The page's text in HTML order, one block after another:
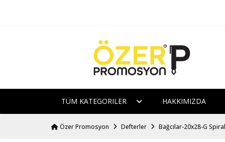
TÜM KATEGORILER HAKKIMIZDA
Özer Promosyon Defterler Bağcılar-20x28-G